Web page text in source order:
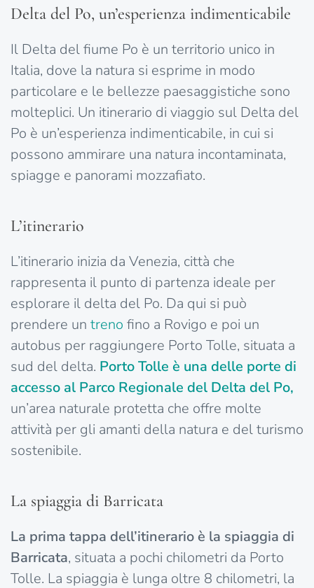
Delta del Po, un’esperienza indimenticabile
Il Delta del fiume Po è un territorio unico in
Italia, dove la natura si esprime in modo
particolare e le bellezze paesaggistiche sono
molteplici. Un itinerario di viaggio sul Delta del
Po è un’esperienza indimenticabile, in cui si
possono ammirare una natura incontaminata,
spiagge e panorami mozzafiato.
L’itinerario
L’itinerario inizia da Venezia, città che
rappresenta il punto di partenza ideale per
esplorare il delta del Po. Da qui si può
prendere un treno fino a Rovigo e poi un
autobus per raggiungere Porto Tolle, situata a
sud del delta. Porto Tolle è una delle porte di
accesso al Parco Regionale del Delta del Po,
un’area naturale protetta che offre molte
attività per gli amanti della natura e del turismo
sostenibile.
La spiaggia di Barricata
La prima tappa dell’itinerario è la spiaggia di
Barricata, situata a pochi chilometri da Porto
Tolle. La spiaggia è lunga oltre 8 chilometri, la